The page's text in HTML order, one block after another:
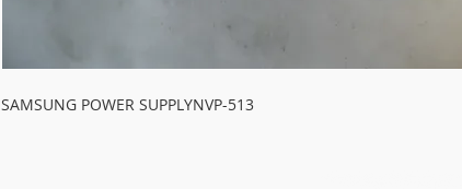
SAMSUNG POWER SUPPLYNVP-513